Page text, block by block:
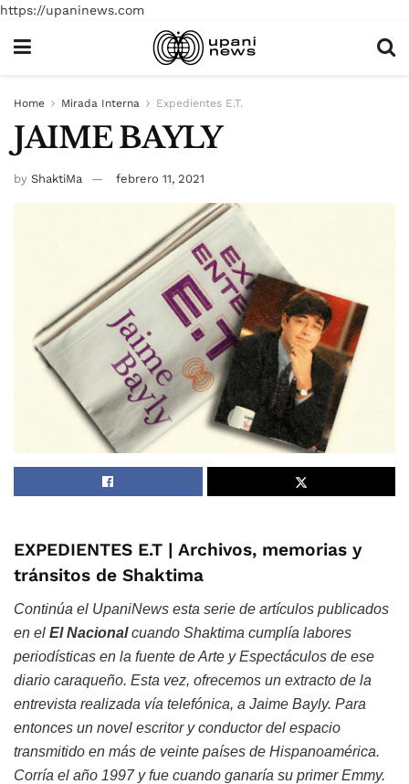
https://upaninews.com
Home Mirada Interna Expedientes E.T.
JAIME BAYLY
by ShaktiMa febrero 11, 2021
EXPEDIENTES E.T | Archivos, memorias y
tránsitos de Shaktima
Continúa el UpaniNews esta serie de artículos publicados
en el El Nacionalcuando Shaktima cumplía labores
periodísticas en la fuente de Arte y Espectáculos de ese
diario caraqueño. Esta vez, ofrecemos un extracto de la
entrevista realizada vía telefónica, a Jaime Bayly. Para
entonces un novel escritor y conductor del espacio
transmitido en más de veinte países de Hispanoamérica.
Corría el año 1997 y fue cuando ganaría su primerEmmy.